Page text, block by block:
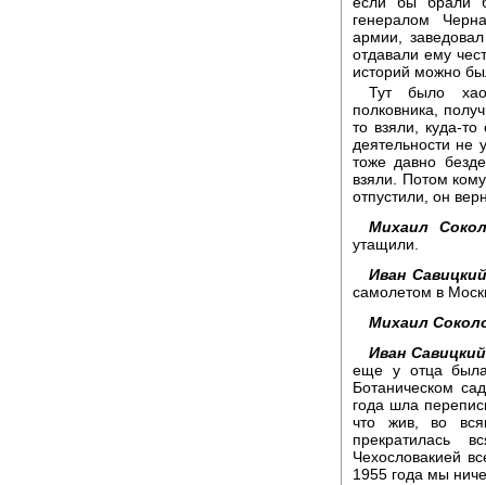
генералом
армии,
отдавали ему
историй можно
Тут было
полковника,
то взяли, куда-
деятельности не
тоже давно
взяли. Потом
отпустили, он
Михаил
утащили.
Иван
самолетом в
Михаил
Иван
еще у отца
Ботаническом
года шла
что жив, во
прекратилась
Чехословакией
1955 года мы